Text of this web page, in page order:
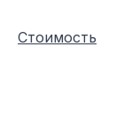
Стоимость